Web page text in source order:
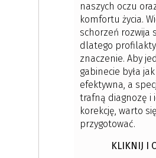
naszych oczu
komfortu życia.
schorzeń rozwija
dlatego
znaczenie. Aby
gabinecie była
efektywna, a
trafną diagnozę i
korekcję, warto
przygotować.
KLIKNIJ I